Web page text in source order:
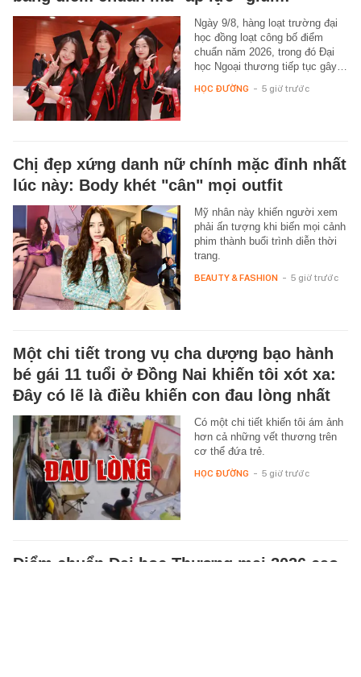
Ngày 9/8, hàng loạt trường đại
học đồng loạt công bố điểm
chuẩn năm 2026, trong đó Đại
học Ngoại thương tiếp tục gây…
HỌC ĐƯỜNG - 5 giờ trước
Chị đẹp xứng danh nữ chính mặc đỉnh nhất
lúc này: Body khét "cân" mọi outfit
Mỹ nhân này khiến người xem
phải ấn tượng khi biến mọi cảnh
phim thành buổi trình diễn thời
trang.
BEAUTY & FASHION - 5 giờ trước
Một chi tiết trong vụ cha dượng bạo hành
bé gái 11 tuổi ở Đồng Nai khiến tôi xót xa:
Đây có lẽ là điều khiến con đau lòng nhất
Có một chi tiết khiến tôi ám ảnh
hơn cả những vết thương trên
cơ thể đứa trẻ.
HỌC ĐƯỜNG - 5 giờ trước
Điểm chuẩn Đại học Thương mại 2026 cao